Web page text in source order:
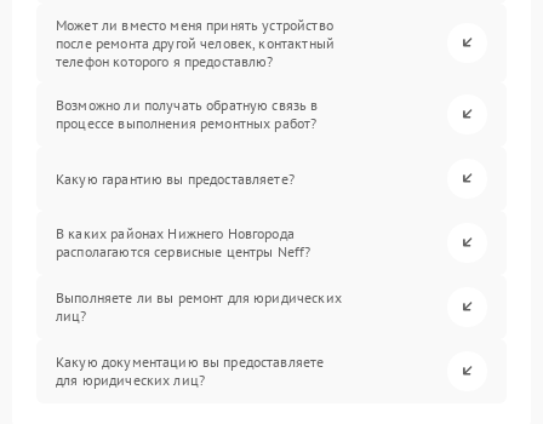
Может ли вместо меня принять устройство
после ремонта другой человек, контактный
телефон которого я предоставлю?
Возможно ли получать обратную связь в
процессе выполнения ремонтных работ?
Какую гарантию вы предоставляете?
В каких районах Нижнего Новгорода
располагаются сервисные центры Neff?
Выполняете ли вы ремонт для юридических
лиц?
Какую документацию вы предоставляете
для юридических лиц?